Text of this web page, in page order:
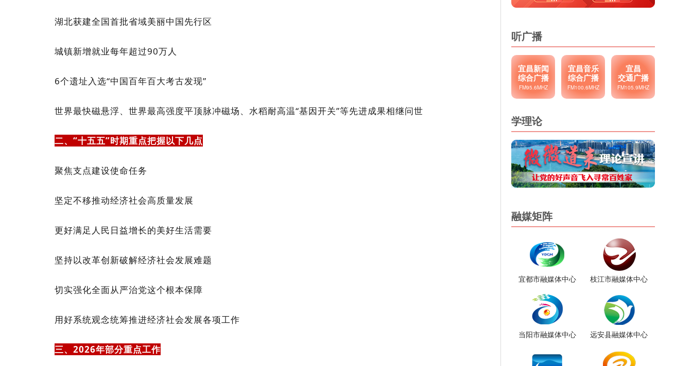
湖北获建全国首批省域美丽中国先行区
城镇新增就业每年超过90万人
6个遗址入选“中国百年百大考古发现”
世界最快磁悬浮、世界最高强度平顶脉冲磁场、水稻耐高温“基因开关”等先进成果相继问世
二、“十五五”时期重点把握以下几点
聚焦支点建设使命任务
坚定不移推动经济社会高质量发展
更好满足人民日益增长的美好生活需要
坚持以改革创新破解经济社会发展难题
切实强化全面从严治党这个根本保障
用好系统观念统筹推进经济社会发展各项工作
三、2026年部分重点工作
听广播
宜昌新闻
综合广播
FM95.6MHZ
宜昌音乐
综合广播
FM100.6MHZ
宜昌
交通广播
FM105.9MHZ
学理论
融媒矩阵
宜都市融媒体中心 枝江市融媒体中心
当阳市融媒体中心 远安县融媒体中心